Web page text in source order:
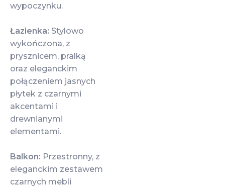
wypoczynku.
Łazienka: Stylowo
wykończona, z
prysznicem, pralką
oraz eleganckim
połączeniem jasnych
płytek z czarnymi
akcentami i
drewnianymi
elementami.
Balkon: Przestronny, z
eleganckim zestawem
czarnych mebli